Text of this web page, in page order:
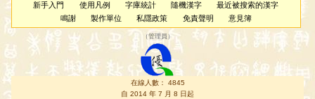
新手入門 使用凡例 字庫統計 隨機漢字
最近被搜索的漢字
鳴謝
製作單位 私隱政策 免責聲明 意見簿
（管理員 ）
在線人數： 4845
自 2014 年 7 月 8 日起